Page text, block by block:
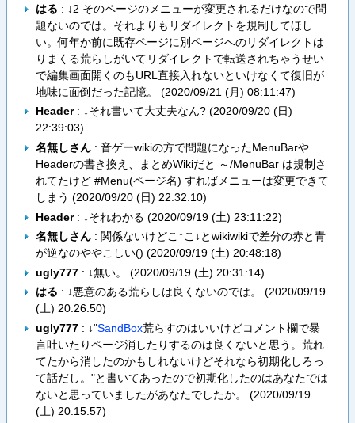
はる : ↓2 そのページのメニューが変更されるだけなので問
題ないのでは。それよりもリダイレクトを規制してほし
い。何年か前に既存ページに別ページへのリダイレクトは
りまくる荒らしがいてリダイレクトで転送されちゃうせい
で編集画面開くのもURL直接入れないといけなくて復旧が
地味に面倒だった記憶。 (2020/09/21 (月) 08:11:47)
Header: ↓それ書いて大丈夫なん? (2020/09/20 (日)
22:39:03)
名無しさん: 音ゲーwikiの方で問題になったMenuBarや
Headerの書き換え、まとめWikiだと ～/MenuBar は規制さ
れてたけど #Menu(ページ名) すればメニューは変更できて
しまう (2020/09/20 (日) 22:32:10)
Header: ↓それわかる (2020/09/19 (土) 23:11:22)
名無しさん: 関係ないけどこ↑こ↓とwikiwikiで差分の赤と青
が逆なのややこしい() (2020/09/19 (土) 20:48:18)
ugly777: ↓無い。 (2020/09/19 (土) 20:31:14)
はる : ↓悪意のある荒らしは良くないのでは。 (2020/09/19
(土) 20:26:50)
ugly777: ↓"SandBox荒らすのはいいけどコメント欄で暴
言吐いたりページ消したりするのは良くないと思う。荒れ
てたから消したのかもしれないけどそれなら初期化しろっ
て話だし。"と書いてあったので初期化したのはあなたでは
ないと思っていましたがあなたでしたか。 (2020/09/19
(土) 20:15:57)